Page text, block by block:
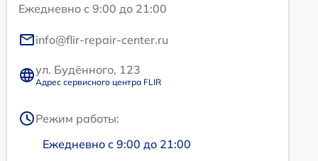
Ежедневно с 9:00 до 21:00
info@flir-repair-center.ru
ул. Будённого, 123
Адрес сервисного центра FLIR
Режим работы:
Ежедневно с 9:00 до 21:00